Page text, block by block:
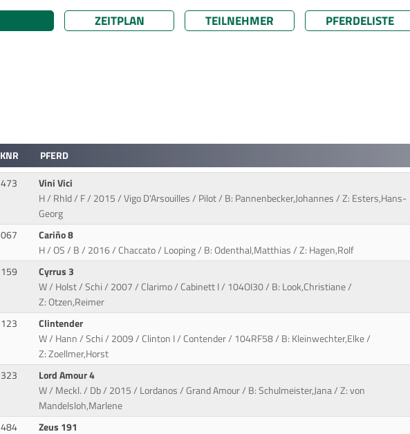
ZEITPLAN TEILNEHMER
PFERDELISTE
KNR
PFERD
473
Vini Vici
H / Rhld / F / 2015 / Vigo D'Arsouilles / Pilot / B: Pannenbecker,Johannes / Z: Esters,Hans-
Georg
067
Cariño 8
H / OS / B / 2016 / Chaccato / Looping / B: Odenthal,Matthias / Z: Hagen,Rolf
159
Cyrrus 3
W / Holst / Schi / 2007 / Clarimo / Cabinett I / 104OI30 / B: Look,Christiane /
Z: Otzen,Reimer
123
Clintender
W / Hann / Schi / 2009 / Clinton I / Contender / 104RF58 / B: Kleinwechter,Elke /
Z: Zoellmer,Horst
323
Lord Amour 4
W / Meckl. / Db / 2015 / Lordanos / Grand Amour / B: Schulmeister,Jana / Z: von
Mandelsloh,Marlene
484
Zeus 191